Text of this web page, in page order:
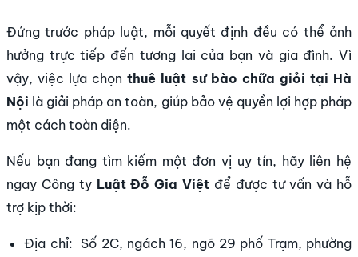
Đứng trước pháp luật, mỗi quyết định đều có thể ảnh
hưởng trực tiếp đến tương lai của bạn và gia đình. Vì
vậy, việc lựa chọnthuê luật sư bào chữa giỏi tại Hà
Nội là giải pháp an toàn, giúp bảo vệ quyền lợi hợp pháp
một cách toàn diện.
Nếu bạn đang tìm kiếm một đơn vị uy tín, hãy liên hệ
ngay Công ty Luật Đỗ Gia Việt để được tư vấn và hỗ
trợ kịp thời:
Địa chỉ: Số 2C, ngách 16, ngõ 29 phố Trạm, phường